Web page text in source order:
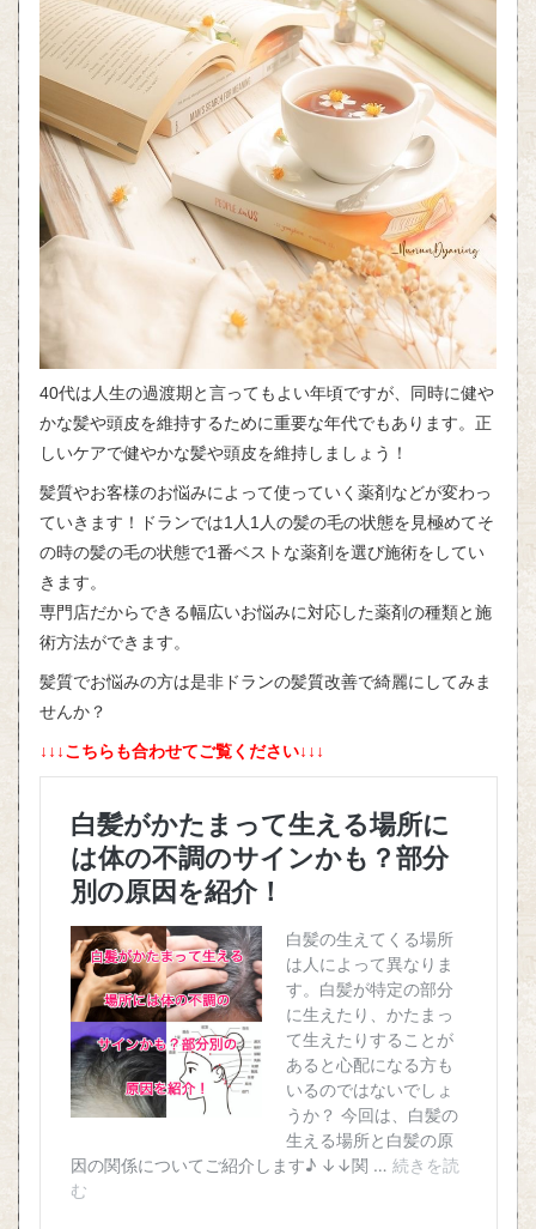
40代は人生の過渡期と言ってもよい年頃ですが、同時に健や
かな髪や頭皮を維持するために重要な年代でもあります。正
しいケアで健やかな髪や頭皮を維持しましょう！
髪質やお客様のお悩みによって使っていく薬剤などが変わっ
ていきます！ドランでは1人1人の髪の毛の状態を見極めてそ
の時の髪の毛の状態で1番ベストな薬剤を選び施術をしてい
きます。
専門店だからできる幅広いお悩みに対応した薬剤の種類と施
術方法ができます。
髪質でお悩みの方は是非ドランの髪質改善で綺麗にしてみま
せんか？
↓↓↓こちらも合わせてご覧ください↓↓↓